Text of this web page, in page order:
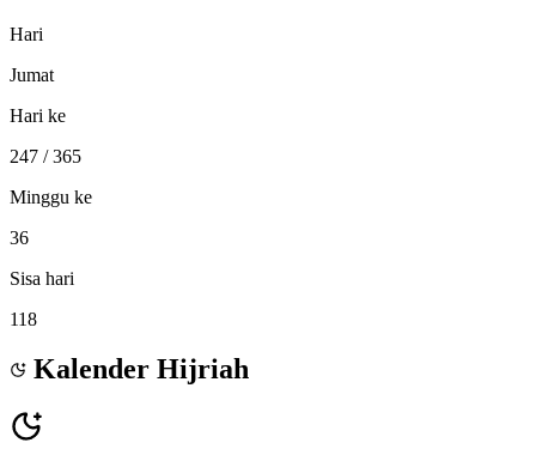
Hari
Jumat
Hari ke
247 / 365
Minggu ke
36
Sisa hari
118
Kalender Hijriah